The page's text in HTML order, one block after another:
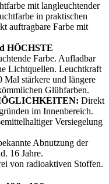
mit langleuchtender
in praktischen
auftragbare Farbe mit
HÖCHSTE
Farbe. Aufladbar
Lichtquellen. Leuchtkraft
Mal stärkere und längere
Glühfarben.
Direkt
im Innenbereich.
Versiegelung
Abnutzung der
16 Jahre.
von radioaktiven Stoffen.